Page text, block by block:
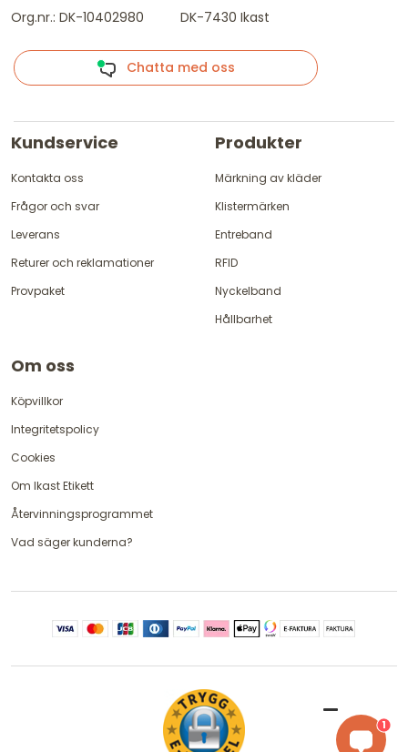
Org.nr.: DK-10402980
DK-7430 Ikast
Chatta med oss
Kundservice
Kontakta oss
Frågor och svar
Leverans
Returer och reklamationer
Provpaket
Produkter
Märkning av kläder
Klistermärken
Entreband
RFID
Nyckelband
Hållbarhet
Om oss
Köpvillkor
Integritetspolicy
Cookies
Om Ikast Etikett
Återvinningsprogrammet
Vad säger kunderna?
1